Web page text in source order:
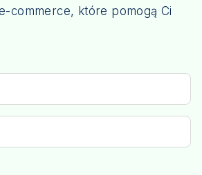
commerce, które pomogą Ci